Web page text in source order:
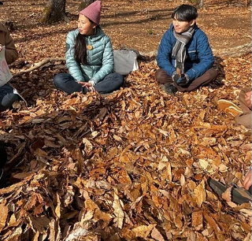
を自然に考えさせられるきっかけになりました✨️
➢出会ったきっかけ きっかけは、現mata-neスタ
ッフのまりもと別の団体で出会いお話をきいて関
心を持ったこと。その後、メインは大学生向けで
ある土の根に偶然対象であることから、深く関わ
るようになりました。誘われるままに参加し続け
て気づけ